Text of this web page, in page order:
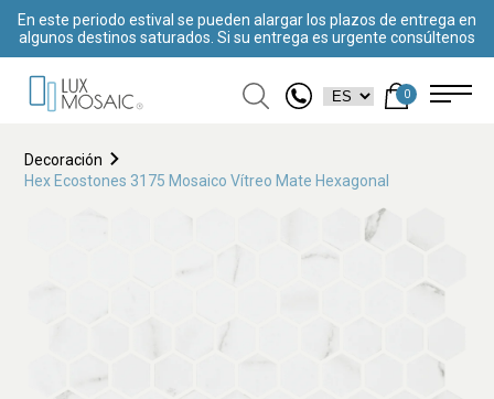
En este periodo estival se pueden alargar los plazos de entrega en
algunos destinos saturados. Si su entrega es urgente consúltenos
0
Decoración
Hex Ecostones 3175 Mosaico Vítreo Mate Hexagonal